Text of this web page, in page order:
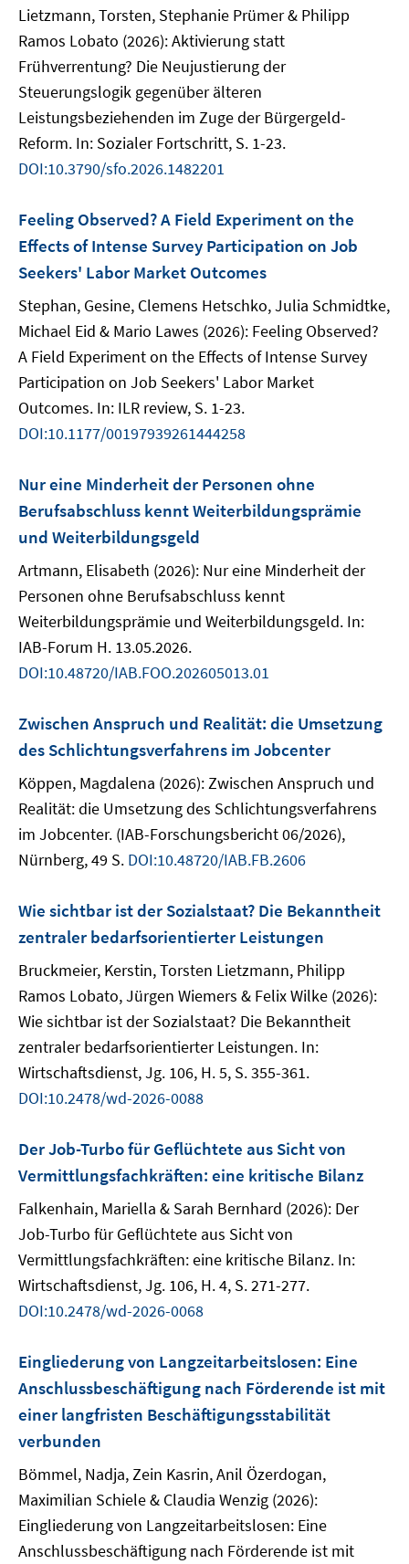
Lietzmann, Torsten, Stephanie Prümer & Philipp
Ramos Lobato (2026): Aktivierung statt
Frühverrentung? Die Neujustierung der
Steuerungslogik gegenüber älteren
Leistungsbeziehenden im Zuge der Bürgergeld-
Reform. In: Sozialer Fortschritt, S. 1-23.
DOI:10.3790/sfo.2026.1482201
Feeling Observed? A Field Experiment on the
Effects of Intense Survey Participation on Job
Seekers' Labor Market Outcomes
Stephan, Gesine, Clemens Hetschko, Julia Schmidtke,
Michael Eid & Mario Lawes (2026): Feeling Observed?
A Field Experiment on the Effects of Intense Survey
Participation on Job Seekers' Labor Market
Outcomes. In: ILR review, S. 1-23.
DOI:10.1177/00197939261444258
Nur eine Minderheit der Personen ohne
Berufsabschluss kennt Weiterbildungsprämie
und Weiterbildungsgeld
Artmann, Elisabeth (2026): Nur eine Minderheit der
Personen ohne Berufsabschluss kennt
Weiterbildungsprämie und Weiterbildungsgeld. In:
IAB-Forum H. 13.05.2026.
DOI:10.48720/IAB.FOO.202605013.01
Zwischen Anspruch und Realität: die Umsetzung
des Schlichtungsverfahrens im Jobcenter
Köppen, Magdalena (2026): Zwischen Anspruch und
Realität: die Umsetzung des Schlichtungsverfahrens
im Jobcenter. (IAB-Forschungsbericht 06/2026),
Nürnberg, 49 S. DOI:10.48720/IAB.FB.2606
Wie sichtbar ist der Sozialstaat? Die Bekanntheit
zentraler bedarfsorientierter Leistungen
Bruckmeier, Kerstin, Torsten Lietzmann, Philipp
Ramos Lobato, Jürgen Wiemers & Felix Wilke (2026):
Wie sichtbar ist der Sozialstaat? Die Bekanntheit
zentraler bedarfsorientierter Leistungen. In:
Wirtschaftsdienst, Jg. 106, H. 5, S. 355-361.
DOI:10.2478/wd-2026-0088
Der Job-Turbo für Geflüchtete aus Sicht von
Vermittlungsfachkräften: eine kritische Bilanz
Falkenhain, Mariella & Sarah Bernhard (2026): Der
Job-Turbo für Geflüchtete aus Sicht von
Vermittlungsfachkräften: eine kritische Bilanz. In:
Wirtschaftsdienst, Jg. 106, H. 4, S. 271-277.
DOI:10.2478/wd-2026-0068
Eingliederung von Langzeitarbeitslosen: Eine
Anschlussbeschäftigung nach Förderende ist mit
einer langfristen Beschäftigungsstabilität
verbunden
Bömmel, Nadja, Zein Kasrin, Anil Özerdogan,
Maximilian Schiele & Claudia Wenzig (2026):
Eingliederung von Langzeitarbeitslosen: Eine
Anschlussbeschäftigung nach Förderende ist mit